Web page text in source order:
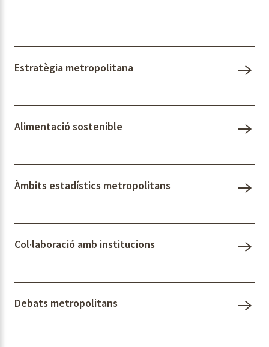
Estratègia metropolitana
Alimentació sostenible
Àmbits estadístics metropolitans
Col·laboració amb institucions
Debats metropolitans